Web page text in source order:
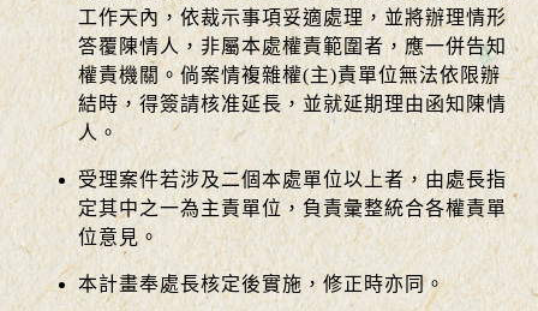
工作天內，依裁示事項妥適處理，並將辦理情形
答覆陳情人，非屬本處權責範圍者，應一併告知
權責機關。倘案情複雜權(主)責單位無法依限辦
結時，得簽請核准延長，並就延期理由函知陳情
人。
受理案件若涉及二個本處單位以上者，由處長指
定其中之一為主責單位，負責彙整統合各權責單
位意見。
本計畫奉處長核定後實施，修正時亦同。